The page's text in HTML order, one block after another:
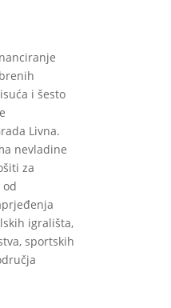
i šesto
Livna.
nevladine
za
igrališta,
sportskih